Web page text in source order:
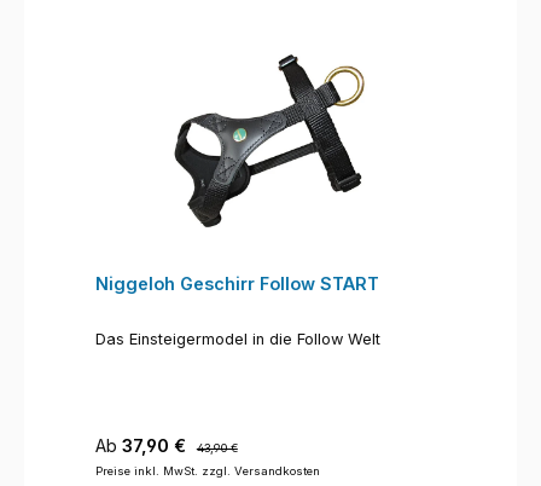
Niggeloh Geschirr Follow START
Das Einsteigermodel in die Follow Welt
Verkaufspreis:
Ab 37,90 € Regulärer Preis:
43,90 €
Preise inkl. MwSt. zzgl. Versandkosten